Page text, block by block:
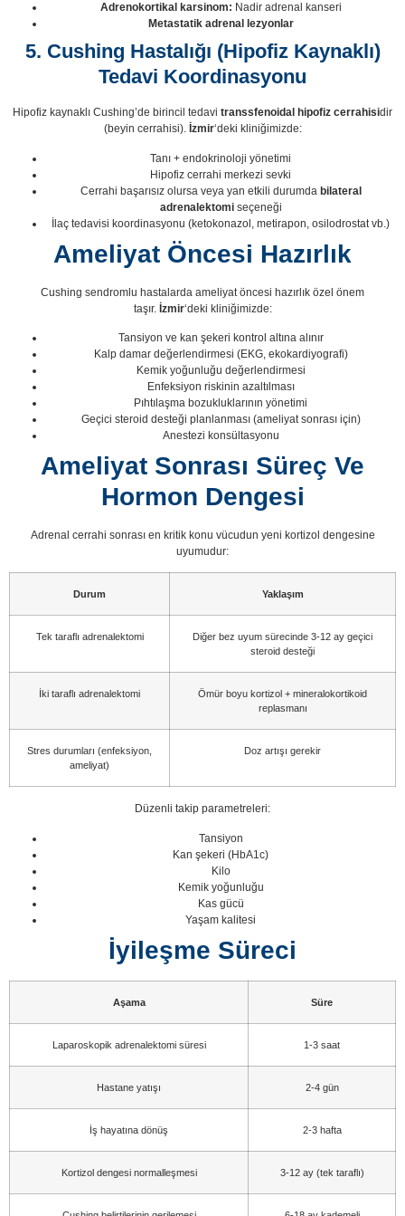
Adrenokortikal karsinom: Nadir adrenal kanseri
Metastatik adrenal lezyonlar
5. Cushing Hastalığı (Hipofiz Kaynaklı)
Tedavi Koordinasyonu
Hipofiz kaynaklı Cushing’de birincil tedavi transsfenoidal hipofiz cerrahisidir
(beyin cerrahisi). İzmir‘deki kliniğimizde:
Tanı + endokrinoloji yönetimi
Hipofiz cerrahi merkezi sevki
Cerrahi başarısız olursa veya yan etkili durumda bilateral
adrenalektomiseçeneği
İlaç tedavisi koordinasyonu (ketokonazol, metirapon, osilodrostat vb.)
Ameliyat Öncesi Hazırlık
Cushing sendromlu hastalarda ameliyat öncesi hazırlık özel önem
taşır. İzmir‘deki kliniğimizde:
Tansiyon ve kan şekeri kontrol altına alınır
Kalp damar değerlendirmesi (EKG, ekokardiyografi)
Kemik yoğunluğu değerlendirmesi
Enfeksiyon riskinin azaltılması
Pıhtılaşma bozukluklarının yönetimi
Geçici steroid desteği planlanması (ameliyat sonrası için)
Anestezi konsültasyonu
Ameliyat Sonrası Süreç Ve
Hormon Dengesi
Adrenal cerrahi sonrası en kritik konu vücudun yeni kortizol dengesine
uyumudur:
Durum Yaklaşım
Tek taraflı adrenalektomi
Diğer bez uyum sürecinde 3-12 ay geçici
steroid desteği
İki taraflı adrenalektomi
Ömür boyu kortizol + mineralokortikoid
replasmanı
Stres durumları (enfeksiyon,
ameliyat)
Doz artışı gerekir
Düzenli takip parametreleri:
Tansiyon
Kan şekeri (HbA1c)
Kilo
Kemik yoğunluğu
Kas gücü
Yaşam kalitesi
İyileşme Süreci
Aşama Süre
Laparoskopik adrenalektomi süresi 1-3 saat
Hastane yatışı 2-4 gün
İş hayatına dönüş 2-3 hafta
Kortizol dengesi normalleşmesi 3-12 ay (tek taraflı)